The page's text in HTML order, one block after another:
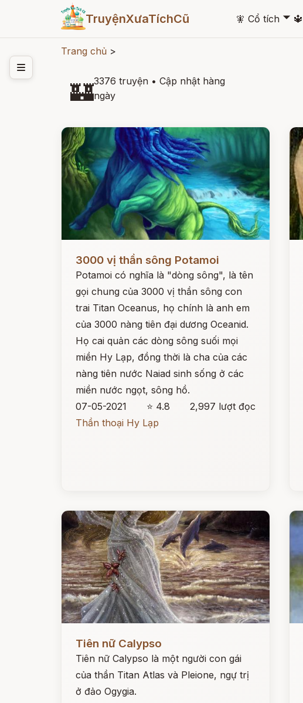
TruyệnXưaTíchCũ 🧚 Cổ tích 🞃 🔱
Trang chủ >
🏰3376 truyện • Cập nhật hàng
ngày
3000 vị thần sông Potamoi
Potamoi có nghĩa là "dòng sông", là tên
gọi chung của 3000 vị thần sông con
trai Titan Oceanus, họ chính là anh em
của 3000 nàng tiên đại dương Oceanid.
Họ cai quản các dòng sông suối mọi
miền Hy Lạp, đồng thời là cha của các
nàng tiên nước Naiad sinh sống ở các
miền nước ngọt, sông hồ.
07-05-2021
⭐ 4.8
2,997 lượt đọc
Thần thoại Hy Lạp
Tiên nữ Calypso
Tiên nữ Calypso là một người con gái
của thần Titan Atlas và Pleione, ngự trị
ở đảo Ogygia.